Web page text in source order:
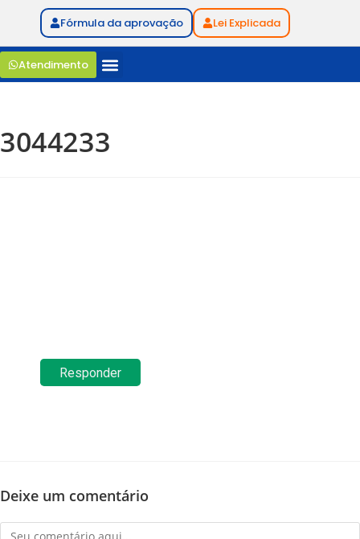
Fórmula da aprovação Lei Explicada
Atendimento
3044233
Responder
Deixe um comentário